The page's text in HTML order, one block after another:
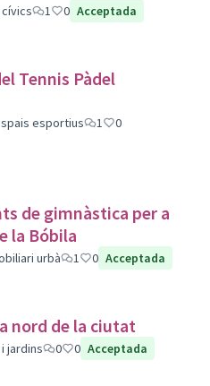
1 0 Acceptada
Tennis Pàdel
esportius 1
0
de gimnàstica per a
la Bóbila
urbà 1 0 Acceptada
nord de la ciutat
jardins 0 0 Acceptada